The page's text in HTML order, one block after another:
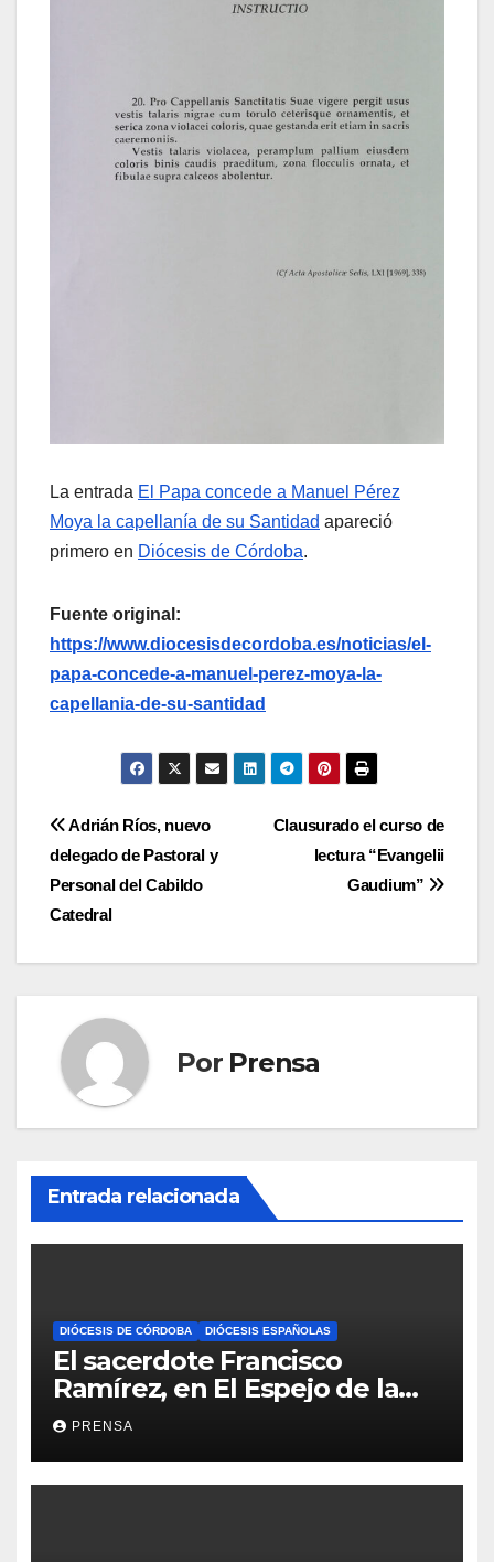
La entrada El Papa concede a Manuel Pérez
Moya la capellanía de su Santidad apareció
primero en Diócesis de Córdoba.
Fuente original:
https://www.diocesisdecordoba.es/noticias/el-
papa-concede-a-manuel-perez-moya-la-
capellania-de-su-santidad
Navegación
de
entradas
Clausurado el curso de
lectura “Evangelii
Gaudium”
Adrián Ríos, nuevo
delegado de Pastoral y
Personal del Cabildo
Catedral
Por Prensa
Entrada relacionada
DIÓCESIS DE CÓRDOBA DIÓCESIS ESPAÑOLAS
El sacerdote Francisco
Ramírez, en El Espejo de la
Iglesia
PRENSA